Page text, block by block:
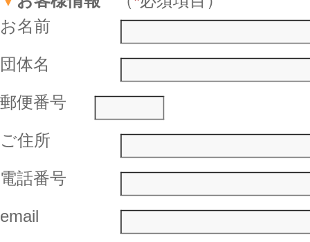
お名前
団体名
郵便番号
ご住所
電話番号
email